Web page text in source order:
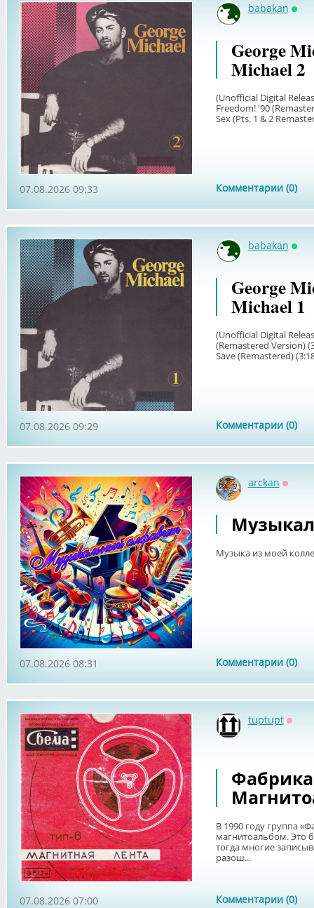
babakan
George
Michael 2
(Unofficial Digital
Freedom! '90
Sex (Pts. 1 & 2
Комментарии (0)
07.08.2026 09:33
babakan
George
Michael 1
(Unofficial Digital
(Remastered Version)
Save (Remastered)
Комментарии (0)
07.08.2026 09:29
arckan
Музыка из моей
Комментарии (0)
07.08.2026 08:31
tuptupt
Фабрика
В 1990 году группа
магнитоальбом. Это
тогда многие
разош...
Комментарии (0)
07.08.2026 07:00